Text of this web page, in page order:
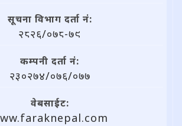
सूचना विभाग दर्ता नं:
२८२६/०७८-७९
कम्पनी दर्ता नं:
२३०२७४/०७६/०७७
वेबसाईट: